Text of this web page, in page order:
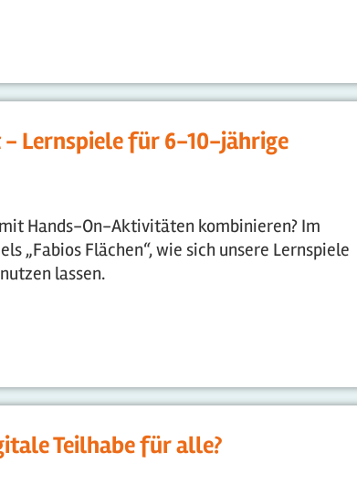
- Lernspiele für 6-10-jährige
Hands-On-Aktivitäten kombinieren? Im
„Fabios Flächen“, wie sich unsere Lernspiele
lassen.
Teilhabe für alle?